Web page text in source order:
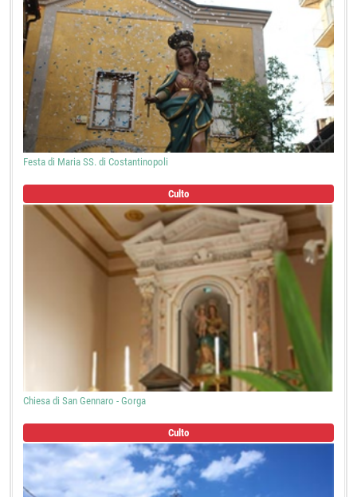
Festa di Maria SS. di Costantinopoli
Culto
Chiesa di San Gennaro - Gorga
Culto